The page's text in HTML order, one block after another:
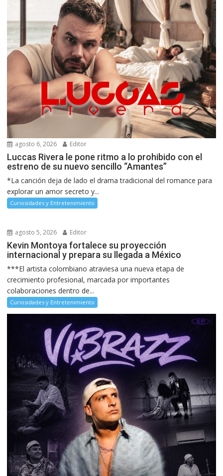
agosto 6, 2026 Editor
Luccas Rivera le pone ritmo a lo prohibido con el
estreno de su nuevo sencillo “Amantes”
*La canción deja de lado el drama tradicional del romance para
explorar un amor secreto y...
Curiosidades y Entretenimiento
agosto 5, 2026 Editor
Kevin Montoya fortalece su proyección
internacional y prepara su llegada a México
***El artista colombiano atraviesa una nueva etapa de
crecimiento profesional, marcada por importantes
colaboraciones dentro de...
Curiosidades y Entretenimiento